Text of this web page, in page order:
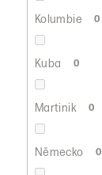
Kolumbie 0
Kuba 0
Martinik 0
Německo 0